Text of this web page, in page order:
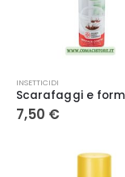
INSETTICIDI
7,50 €